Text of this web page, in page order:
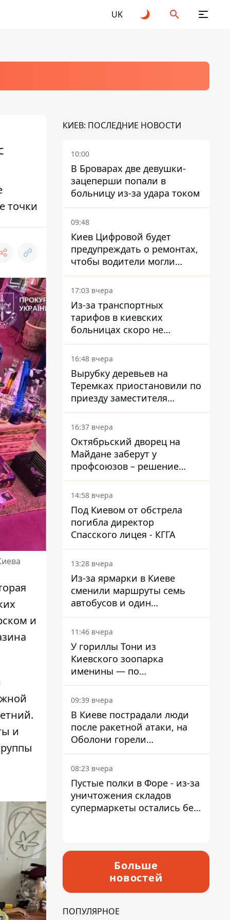
UK
точки
и
и
КИЕВ: ПОСЛЕДНИЕ НОВОСТИ
10:00
В Броварах две девушки-
зацеперши попали в
больницу из-за удара током
09:48
Киев Цифровой будет
предупреждать о ремонтах,
чтобы водители могли
избегать участков с
пробками
17:03 вчера
Из-за транспортных
тарифов в киевских
больницах скоро не
останется медсестер и
санитарок - профессор
Голубовская
16:48 вчера
Вырубку деревьев на
Теремках приостановили по
приезду заместителя
Кличко - начался диалог
16:37 вчера
Октябрьский дворец на
Майдане заберут у
профсоюзов – решение
Хозяйственного суда
14:58 вчера
Под Киевом от обстрела
погибла директор
Спасского лицея - КГГА
13:28 вчера
Из-за ярмарки в Киеве
сменили маршруты семь
автобусов и один
троллейбус
11:46 вчера
У гориллы Тони из
Киевского зоопарка
именины — по
человеческим меркам ему
уже больше 90 лет
09:39 вчера
В Киеве пострадали люди
после ракетной атаки, на
Оболони горели
резервуары с топливом
08:23 вчера
Пустые полки в Форе - из-за
уничтожения складов
супермаркеты остались без
Больше
новостей
ПОПУЛЯРНОЕ